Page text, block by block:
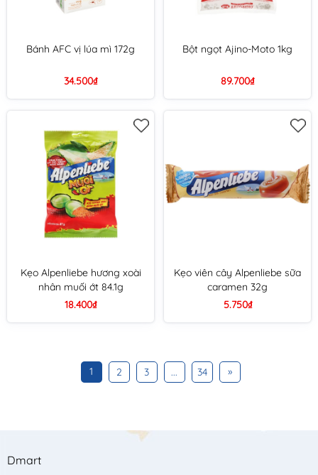
Bánh AFC vị lúa mì 172g
34.500₫
Bột ngọt Ajino-Moto 1kg
89.700₫
Kẹo Alpenliebe hương xoài
nhân muối ớt 84.1g
18.400₫
Kẹo viên cây Alpenliebe sữa
caramen 32g
5.750₫
1 2 3 ... 34 »
Dmart